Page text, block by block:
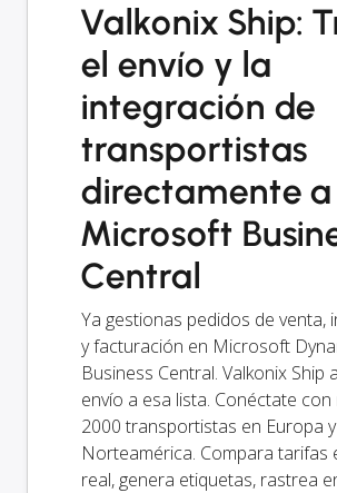
Valkonix Ship:
el envío y la
integración de
transportistas
directamente a
Microsoft
Central
Ya gestionas pedidos de venta,
y facturación en Microsoft
Business Central. Valkonix Ship
envío a esa lista. Conéctate con
2000 transportistas en Europa y
Norteamérica. Compara tarifas
real, genera etiquetas, rastrea